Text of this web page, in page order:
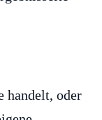
handelt, oder